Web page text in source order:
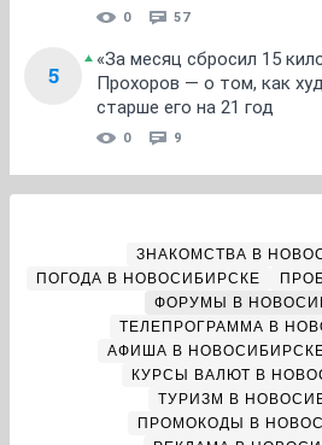
0 57
5
«За месяц сбросил 15
Прохоров — о том, как
старше его на 21 год
0 9
ЗНАКОМСТВА В
ПОГОДА В НОВОСИБИРСКЕ
ФОРУМЫ В
ТЕЛЕПРОГРАММА В
АФИША В
КУРСЫ ВАЛЮТ В
ТУРИЗМ В
ПРОМОКОДЫ В